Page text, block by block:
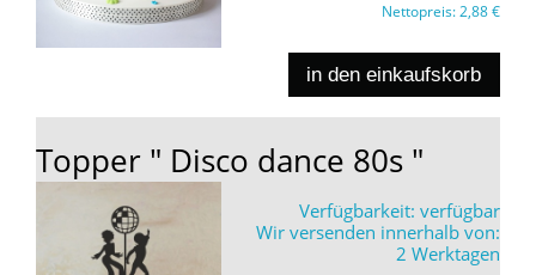
Nettopreis:2,88 €
in den einkaufskorb
Topper " Disco dance 80s "
Verfügbarkeit: verfügbar
Wir versenden innerhalb von:
2 Werktagen